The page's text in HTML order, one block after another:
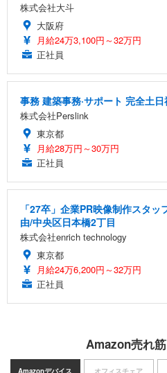
株式会社大斗
大阪府
月給24万3,100円～32万円
正社員
事務 建築事務·サポート 完全土
株式会社Perslink
東京都
月給28万円～30万円
正社員
「27卒」企業PR映像制作スタ
由/中央区日本橋2丁目
株式会社enrich technology
東京都
月給24万6,200円～32万円
正社員
Amazon売れ